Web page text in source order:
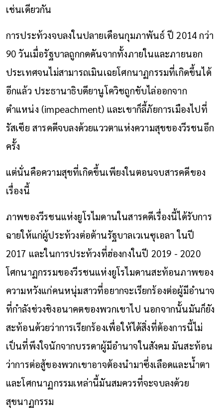
เช่นเดียวกัน
การประท้วงจบลงในปลายเดือนกุมภาพันธ์ ปี 2014 กว่า
90 วันเมื่อรัฐบาลถูกกดดันจากทั้งภายในและภายนอก
ประเทศจนไม่สามารถเมินเฉยโศกนาฏกรรมที่เกิดขึ้นได้
อีกแล้ว ประธานาธิบดียานูโควิชถูกขับไล่ออกจาก
ตำแหน่ง (impeachment) และเขาก็ลี้ภัยการเมืองไปที่
รัสเซีย สารคดีจบลงด้วยแววตาแห่งความสุขของวีรชนอีก
ครั้ง
แต่นั่นคือความสุขที่เกิดขึ้นเพียงในตอนจบสารคดีของ
เรื่องนี้
ภาพของวีรชนแห่งยูโรไมดานในสารคดีเรื่องนี้ได้รับการ
ฉายให้แก่ผู้ประท้วงต่อต้านรัฐบาลเวเนซุเอลา ในปี
2017 และในการประท้วงที่ฮ่องกงในปี 2019 - 2020
โศกนาฏกรรมของวีรชนแห่งยูโรไมดานสะท้อนภาพของ
ความหวังแก่คนหนุ่มสาวที่อยากจะเรียกร้องต่อผู้มีอำนาจ
ที่กำลังช่วงชิงอนาคตของพวกเขาไป นอกจากนั้นมันก็ยัง
สะท้อนด้วยว่าการเรียกร้องเพื่อให้ได้สิ่งที่ต้องการนี้ไม่
เป็นที่พึงใจนักจากบรรดาผู้มีอำนาจในสังคม มันสะท้อน
ว่าการต่อสู้ของพวกเขาอาจต้องนำมาซึ่งเลือดและน้ำตา
และโศกนาฏกรรมเหล่านี้มันสมควรที่จะจบลงด้วย
สุขนาฏกรรม